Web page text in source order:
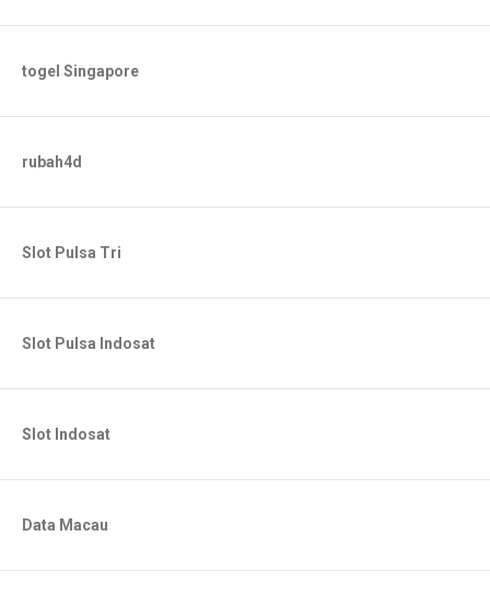
togel Singapore
rubah4d
Slot Pulsa Tri
Slot Pulsa Indosat
Slot Indosat
Data Macau